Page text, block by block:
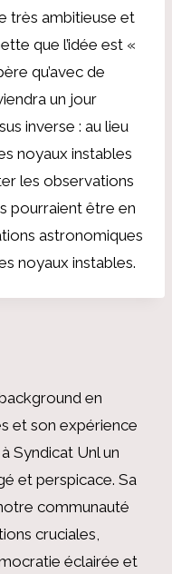
très ambitieuse et
que l’idée est «
qu’avec de
un jour
inverse : au lieu
noyaux instables
les observations
pourraient être en
astronomiques
noyaux instables.
en
et son expérience
Syndicat Unl un
et perspicace. Sa
communauté
cruciales,
éclairée et